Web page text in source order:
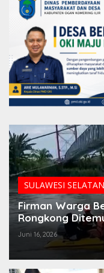
SULAWESI SELATAN
Firman Warga
Rongkong
Juni 16, 2026